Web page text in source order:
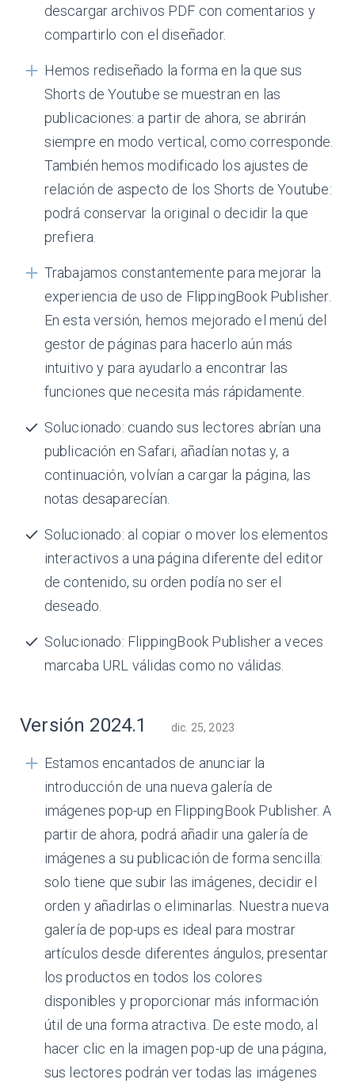
descargar archivos PDF con comentarios y
compartirlo con el diseñador.
Hemos rediseñado la forma en la que sus
Shorts de Youtube se muestran en las
publicaciones: a partir de ahora, se abrirán
siempre en modo vertical, como corresponde.
También hemos modificado los ajustes de
relación de aspecto de los Shorts de Youtube:
podrá conservar la original o decidir la que
prefiera.
Trabajamos constantemente para mejorar la
experiencia de uso de FlippingBook Publisher.
En esta versión, hemos mejorado el menú del
gestor de páginas para hacerlo aún más
intuitivo y para ayudarlo a encontrar las
funciones que necesita más rápidamente.
Solucionado: cuando sus lectores abrían una
publicación en Safari, añadían notas y, a
continuación, volvían a cargar la página, las
notas desaparecían.
Solucionado: al copiar o mover los elementos
interactivos a una página diferente del editor
de contenido, su orden podía no ser el
deseado.
Solucionado: FlippingBook Publisher a veces
marcaba URL válidas como no válidas.
Versión 2024.1 dic. 25, 2023
Estamos encantados de anunciar la
introducción de una nueva galería de
imágenes pop-up en FlippingBook Publisher. A
partir de ahora, podrá añadir una galería de
imágenes a su publicación de forma sencilla:
solo tiene que subir las imágenes, decidir el
orden y añadirlas o eliminarlas. Nuestra nueva
galería de pop-ups es ideal para mostrar
artículos desde diferentes ángulos, presentar
los productos en todos los colores
disponibles y proporcionar más información
útil de una forma atractiva. De este modo, al
hacer clic en la imagen pop-up de una página,
sus lectores podrán ver todas las imágenes